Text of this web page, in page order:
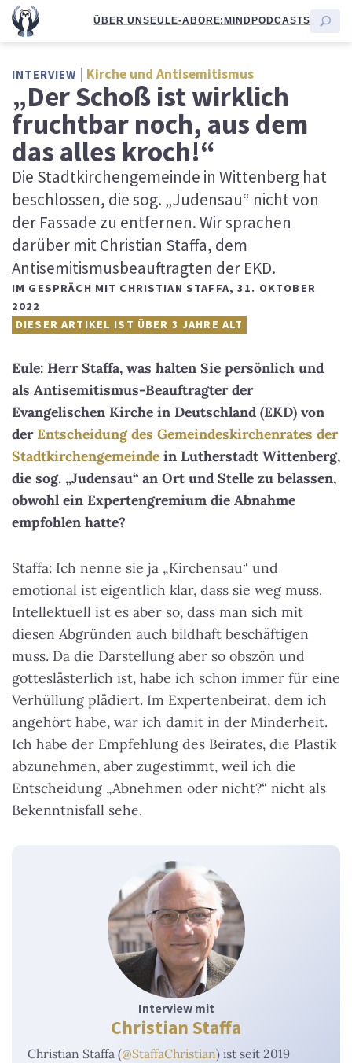
ÜBER UNSEULE-ABORE:MINDPODCASTS
INTERVIEW Kirche und Antisemitismus
„Der Schoß ist wirklich
fruchtbar noch, aus dem
das alles kroch!“
Die Stadtkirchengemeinde in Wittenberg hat
beschlossen, die sog. „Judensau“ nicht von
der Fassade zu entfernen. Wir sprachen
darüber mit Christian Staffa, dem
Antisemitismusbeauftragten der EKD.
IM GESPRÄCH MIT CHRISTIAN STAFFA,31. OKTOBER
2022
DIESER ARTIKEL IST ÜBER 3 JAHRE ALT
Eule: Herr Staffa, was halten Sie persönlich und
als Antisemitismus-Beauftragter der
Evangelischen Kirche in Deutschland (EKD) von
derEntscheidung des Gemeindeskirchenrates der
Stadtkirchengemeinde in Lutherstadt Wittenberg,
die sog. „Judensau“ an Ort und Stelle zu belassen,
obwohl ein Expertengremium die Abnahme
empfohlen hatte?
Staffa: Ich nenne sie ja „Kirchensau“ und
emotional ist eigentlich klar, dass sie weg muss.
Intellektuell ist es aber so, dass man sich mit
diesen Abgründen auch bildhaft beschäftigen
muss. Da die Darstellung aber so obszön und
gotteslästerlich ist, habe ich schon immer für eine
Verhüllung plädiert. Im Expertenbeirat, dem ich
angehört habe, war ich damit in der Minderheit.
Ich habe der Empfehlung des Beirates, die Plastik
abzunehmen, aber zugestimmt, weil ich die
Entscheidung „Abnehmen oder nicht?“ nicht als
Bekenntnisfall sehe.
Interview mit
Christian Staffa
Christian Staffa (@StaffaChristian) ist seit 2019